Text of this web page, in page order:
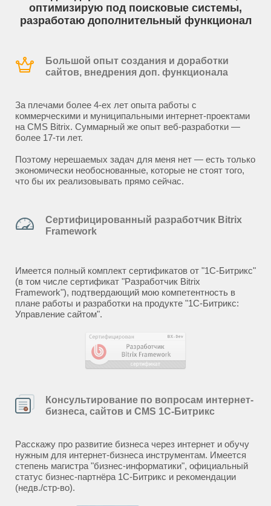
оптимизирую под поисковые системы,
разработаю дополнительный функционал
Большой опыт создания и доработки
сайтов, внедрения доп. функционала
За плечами более 4-ех лет опыта работы с
коммерческими и муниципальными интернет-проектами
на CMS Bitrix. Суммарный же опыт веб-разработки —
более 17-ти лет.
Поэтому нерешаемых задач для меня нет — есть только
экономически необоснованные, которые не стоят того,
что бы их реализовывать прямо сейчас.
Сертифицированный разработчик Bitrix
Framework
Имеется полный комплект сертификатов от "1С-Битрикс"
(в том числе сертификат "Разработчик Bitrix
Framework"), подтвердающий мою компетентность в
плане работы и разработки на продукте "1С-Битрикс:
Управление сайтом".
Консультирование по вопросам интернет-
бизнеса, сайтов и CMS 1С-Битрикс
Расскажу про развитие бизнеса через интернет и обучу
нужным для интернет-бизнеса инструментам. Имеется
степень магистра "бизнес-информатики", официальный
статус бизнес-партнёра 1С-Битрикс и рекомендации
(недв./стр-во).